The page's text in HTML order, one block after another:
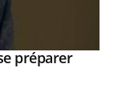
préparer